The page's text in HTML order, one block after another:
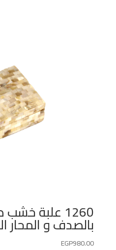
1260 علبة
بالصدف و المحار
EGP980.00